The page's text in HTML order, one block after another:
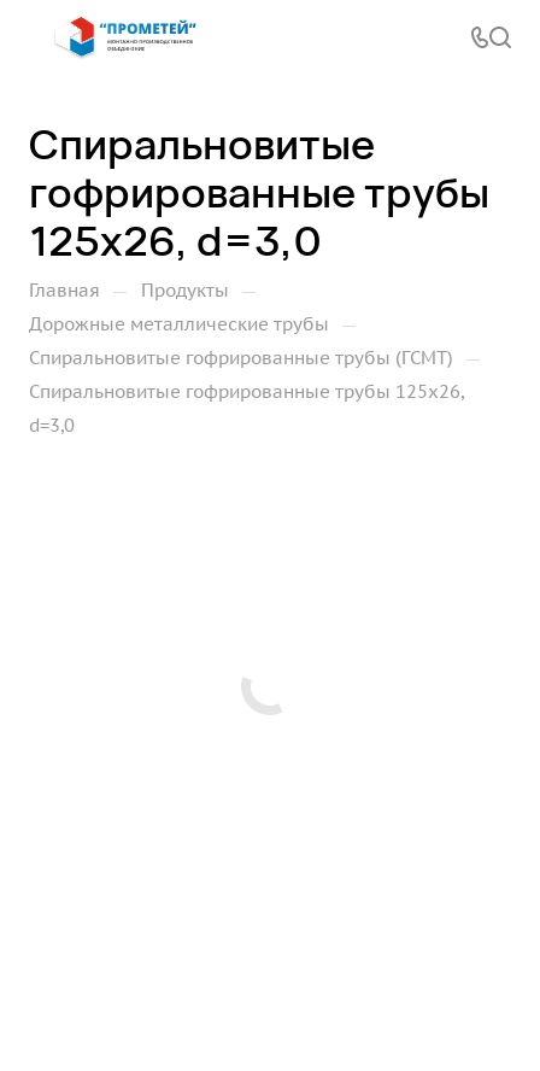
Спиральновитые
гофрированные трубы
125х26, d=3,0
Главная — Продукты —
Дорожные металлические трубы —
Спиральновитые гофрированные трубы (ГСМТ) —
Спиральновитые гофрированные трубы 125х26,
d=3,0